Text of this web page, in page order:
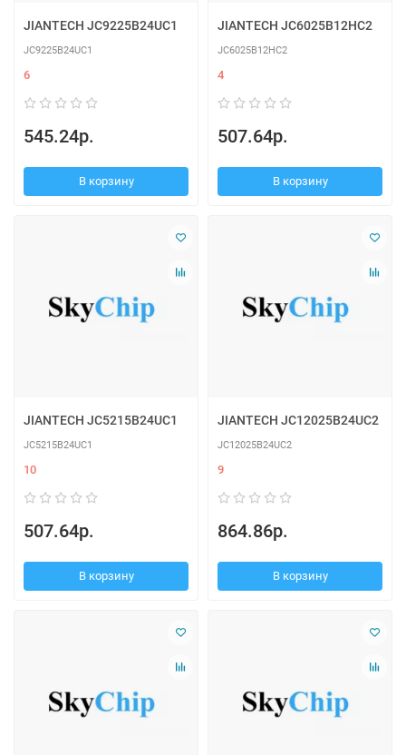
JIANTECH JC9225B24UC1
JC9225B24UC1
6
545.24р.
В корзину
JIANTECH JC6025B12HC2
JC6025B12HC2
4
507.64р.
В корзину
JIANTECH JC5215B24UC1
JC5215B24UC1
10
507.64р.
В корзину
JIANTECH JC12025B24UC2
JC12025B24UC2
9
864.86р.
В корзину